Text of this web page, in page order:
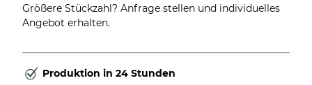
Größere Stückzahl? Anfrage stellen und individuelles
Angebot erhalten.
Produktion in 24 Stunden